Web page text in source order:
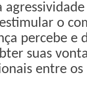
o
percebe e
suas
entre os